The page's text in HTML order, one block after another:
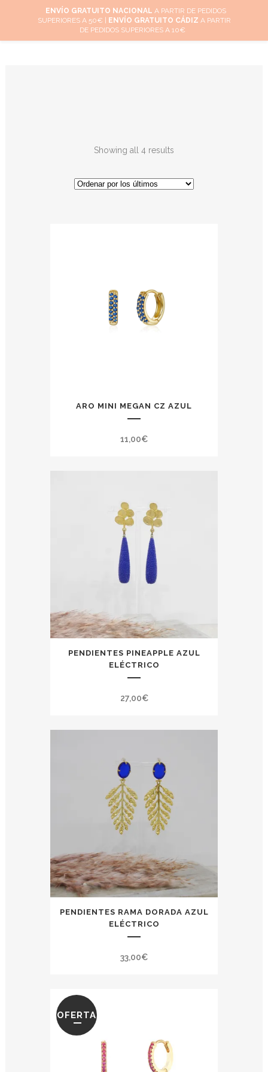
Showing all 4 results
ARO MINI MEGAN CZ AZUL
11,00€
PENDIENTES PINEAPPLE AZUL
ELÉCTRICO
27,00€
PENDIENTES RAMA DORADA AZUL
ELÉCTRICO
33,00€
OFERTA
ENVÍO GRATUITO NACIONAL A PARTIR DE PEDIDOS
SUPERIORES A 50€ |
ENVÍO GRATUITO CÁDIZ A PARTIR
DE PEDIDOS SUPERIORES A 10€